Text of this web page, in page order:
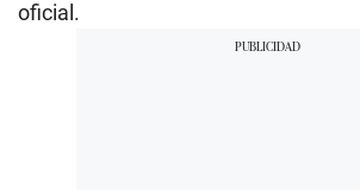
oficial.